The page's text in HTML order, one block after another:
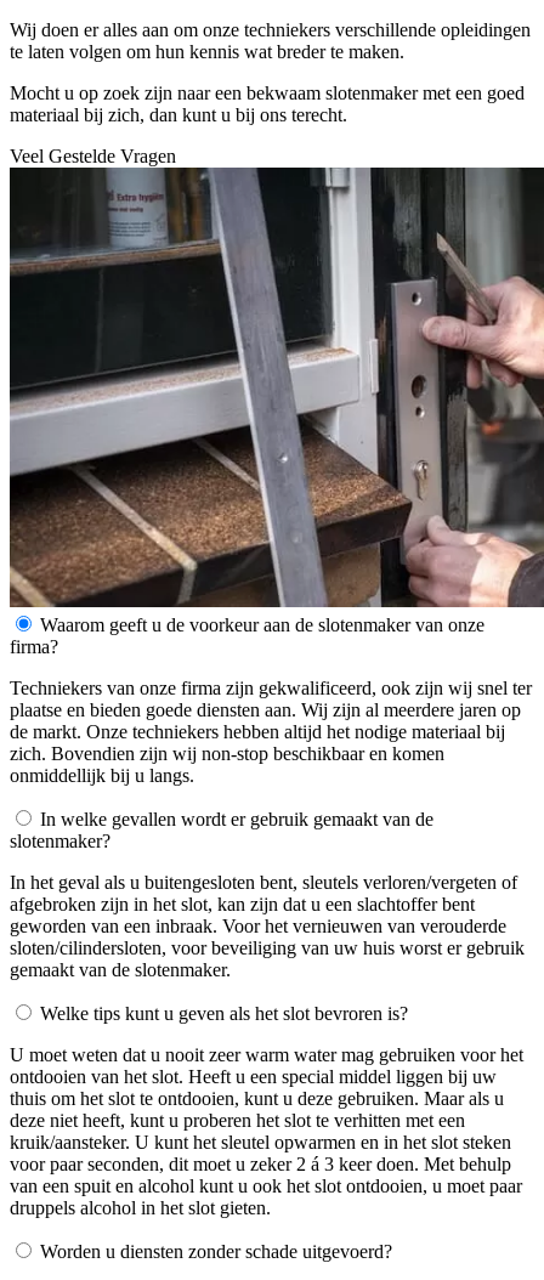
Wij doen er alles aan om onze techniekers verschillende opleidingen
te laten volgen om hun kennis wat breder te maken.
Mocht u op zoek zijn naar een bekwaam slotenmaker met een goed
materiaal bij zich, dan kunt u bij ons terecht.
Veel Gestelde Vragen
Waarom geeft u de voorkeur aan de slotenmaker van onze
firma?
Techniekers van onze firma zijn gekwalificeerd, ook zijn wij snel ter
plaatse en bieden goede diensten aan. Wij zijn al meerdere jaren op
de markt. Onze techniekers hebben altijd het nodige materiaal bij
zich. Bovendien zijn wij non-stop beschikbaar en komen
onmiddellijk bij u langs.
In welke gevallen wordt er gebruik gemaakt van de
slotenmaker?
In het geval als u buitengesloten bent, sleutels verloren/vergeten of
afgebroken zijn in het slot, kan zijn dat u een slachtoffer bent
geworden van een inbraak. Voor het vernieuwen van verouderde
sloten/cilindersloten, voor beveiliging van uw huis worst er gebruik
gemaakt van de slotenmaker.
Welke tips kunt u geven als het slot bevroren is?
U moet weten dat u nooit zeer warm water mag gebruiken voor het
ontdooien van het slot. Heeft u een special middel liggen bij uw
thuis om het slot te ontdooien, kunt u deze gebruiken. Maar als u
deze niet heeft, kunt u proberen het slot te verhitten met een
kruik/aansteker. U kunt het sleutel opwarmen en in het slot steken
voor paar seconden, dit moet u zeker 2 á 3 keer doen. Met behulp
van een spuit en alcohol kunt u ook het slot ontdooien, u moet paar
druppels alcohol in het slot gieten.
Worden u diensten zonder schade uitgevoerd?